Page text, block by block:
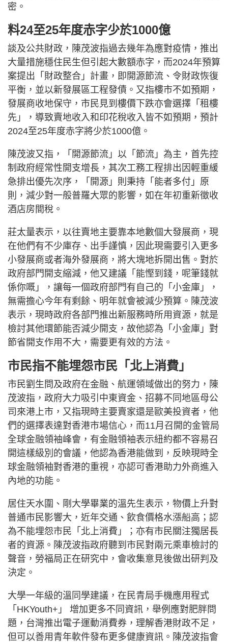
密。
料24至25年度赤字少於1000億
談及公共財政，陳茂波指過去幾年為應對疫情，推出
大量措施穩住民生但引起大數額赤字，而2024年預算
案提出「財政整合」計畫，即開源節流、令財政恢復
平衡，並以新發展區工程發債。又指樓市不如預期，
發展商收地保守，市民見到樓價下跌亦會選擇「租樓
先」，導致賣地收入和印花稅收入皆不如預期，預計
2024至25年度赤字將少於1000億。
陳茂波又指，「開源節流」以「節流」為主，首先控
制政府經常性開支增長，其次工務工程排出因輕重緩
急排出優先次序，「開源」則秉持「能者多付」原
則，減少對一般普羅大眾的影響，如在年初重新徵收
酒店房間稅。
莊太量表示，以往賣地主要靠本地數個大發展商，現
在他們有不少庫存、出手謹慎，因此現需要引入更多
小發展商或者海外發展商，將大塊地拆開出售。對於
政府部門開支縮減，他又建議「能慳到錢，呢筆錢就
係你嘅」，讓每一個政府部門有自己的「小金庫」，
無需擔心今年有剩餘、明年就會被減少預算。陳茂波
表示，現時政府各部門推出新服務時所用資源，就是
檢討其他環節能否減少開支，故他認為「小金庫」對
節省開支作用不大，需要更有效的方法。
市民指不能埋怨市民「北上消費」
市民劉生問及政府在金融、航運領域做出的努力，陳
茂波指，政府大力吸引中東資金、招募不同地區母公
司來港上市，又指現時主要賣家還是歐美投資者，他
們的選擇表達對香港市場信心，而11月召開的金管局
全球金融領袖峰會，有金融領袖表示紐約都不容易召
開這樣級別的會議，他認為香港能做到，反映現時全
球金融領袖對香港的重視，亦認可香港助力外商進入
內地的功能。
居住天水圍、剛大學畢業的溫先生表示，物價上升對
普通市民影響大，近年交通、飲食價格水漲船高；認
為不能埋怨市民「北上消費」；亦有市民關注獨居長
者的資源。陳茂波指政府聽到市民對兩元乘車檢討的
聲音，勞福局正在研究中，會收集意見後做出研判及
決定。
大學一年級的溫同學建議，在民青局手機應用程式
「HKYouth+」 增加更多不同資訊，舉例應對肥胖問
題，台灣推出電子運動消費券，理解香港財政不足，
但可以善用青年軟件發布更多健康資訊。陳茂波指會